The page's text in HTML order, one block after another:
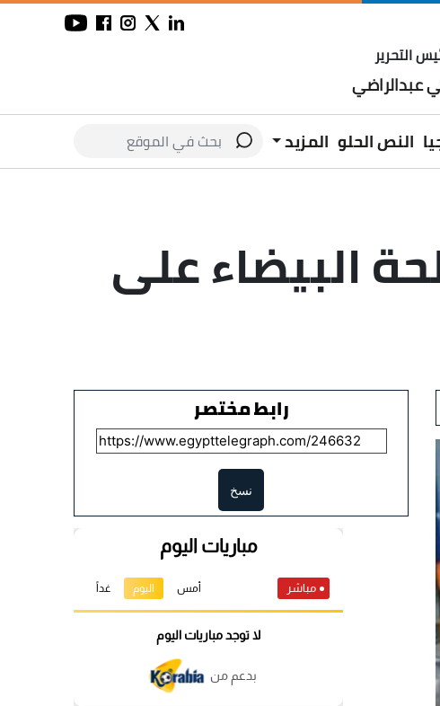
التحرير
عبدالراضي
النص الحلو المزيد
البيضاء على
رابط مختصر
نسخ